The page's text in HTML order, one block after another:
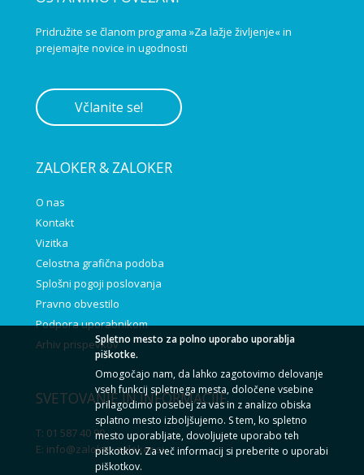
Pridružite se članom programa »Za lažje življenje« in
prejemajte novice in ugodnosti
Včlanite se!
ZALOKER & ZALOKER
O nas
Kontakt
Vizitka
Celostna grafična podoba
Splošni pogoji poslovanja
Pravno obvestilo
Podpora uporabnikom
Arhiv prispevkov
SVETOVANJE IN INFORMACIJE
T: 01 587 40 90
E: info@zaloker-zaloker.si
Spletno mesto za polno uporabo uporablja
piškotke.
Omogočajo nam, da lahko zagotovimo delovanje
vseh funkcij spletnega mesta, določene vsebine
prilagodimo posebej za vas in z analizo obiska
splatno mesto izboljšujemo. S tem, ko spletno
mesto uporabljate, dovoljujete uporabo teh
piškotkov. Za več informacij si preberite o uporabi
piškotkov.